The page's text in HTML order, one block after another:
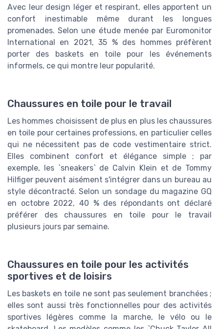
Avec leur design léger et respirant, elles apportent un
confort inestimable même durant les longues
promenades. Selon une étude menée par Euromonitor
International en 2021, 35 % des hommes préfèrent
porter des baskets en toile pour les événements
informels, ce qui montre leur popularité.
Chaussures en toile pour le travail
Les hommes choisissent de plus en plus les chaussures
en toile pour certaines professions, en particulier celles
qui ne nécessitent pas de code vestimentaire strict.
Elles combinent confort et élégance simple ; par
exemple, les `sneakers` de Calvin Klein et de Tommy
Hilfiger peuvent aisément s'intégrer dans un bureau au
style décontracté. Selon un sondage du magazine GQ
en octobre 2022, 40 % des répondants ont déclaré
préférer des chaussures en toile pour le travail
plusieurs jours par semaine.
Chaussures en toile pour les activités
sportives et de loisirs
Les baskets en toile ne sont pas seulement branchées ;
elles sont aussi très fonctionnelles pour des activités
sportives légères comme la marche, le vélo ou le